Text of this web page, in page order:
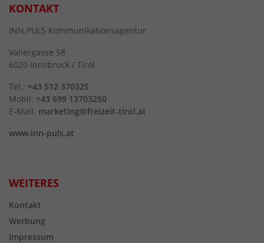
KONTAKT
INN.PULS Kommunikationsagentur
Valiergasse 58
6020 Innsbruck / Tirol
Tel.: +43 512 370325
Mobil: +43 699 13703250
E-Mail: marketing@freizeit-tirol.at
www.inn-puls.at
WEITERES
Kontakt
Werbung
Impressum